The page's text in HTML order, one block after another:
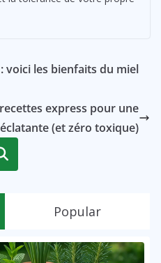
voici les bienfaits du miel
express pour une
(et zéro toxique)
Popular